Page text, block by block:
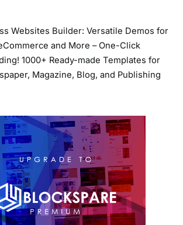
Websites Builder: Versatile Demos for
and More – One-Click
1000+ Ready-made Templates for
Magazine, Blog, and Publishing